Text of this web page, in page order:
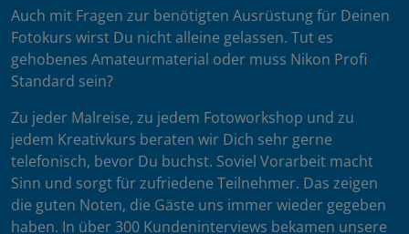
Auch mit Fragen zur benötigten Ausrüstung für Deinen
Fotokurs wirst Du nicht alleine gelassen. Tut es
gehobenes Amateurmaterial oder muss Nikon Profi
Standard sein?
Zu jeder Malreise, zu jedem Fotoworkshop und zu
jedem Kreativkurs beraten wir Dich sehr gerne
telefonisch, bevor Du buchst. Soviel Vorarbeit macht
Sinn und sorgt für zufriedene Teilnehmer. Das zeigen
die guten Noten, die Gäste uns immer wieder gegeben
haben. In über 300 Kundeninterviews bekamen unsere